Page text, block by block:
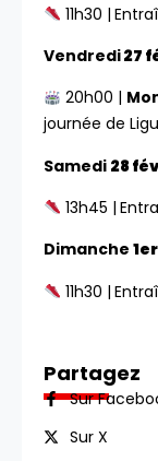
11h30 |
Vendredi27
20h00 |
journée de
Samedi 28
13h45 |
Dimanche
11h30 |
Partagez
Sur
Sur X